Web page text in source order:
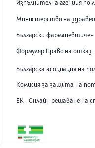
Изпълнителна агенция по
Министерство на
Български фармацевтичен
Формуляр Право на отказ
Българска асоциация на
Комисия за защита на
ЕК - Онлайн решаване на